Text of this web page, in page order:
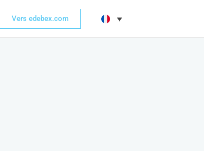
Vers edebex.com